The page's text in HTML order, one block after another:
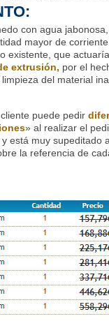
con agua
mayor de
existente, que
extrusión, por el
del material
puede pedir
» al realizar el
está muy supeditado
la referencia de